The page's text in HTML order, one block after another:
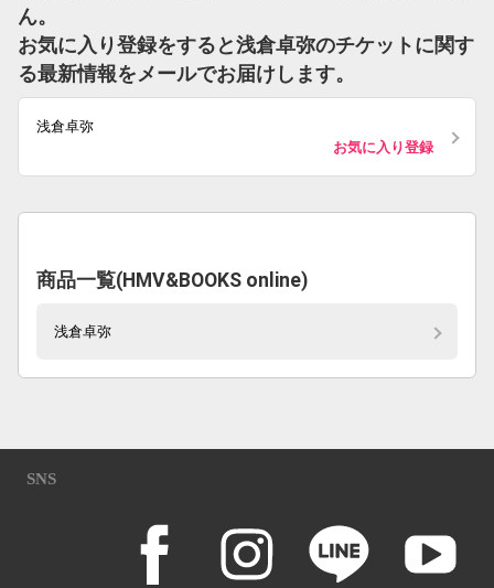
ん。
お気に入り登録をすると浅倉卓弥のチケットに関す
る最新情報をメールでお届けします。
浅倉卓弥
お気に入り登録
商品一覧(HMV&BOOKS online)
浅倉卓弥
SNS